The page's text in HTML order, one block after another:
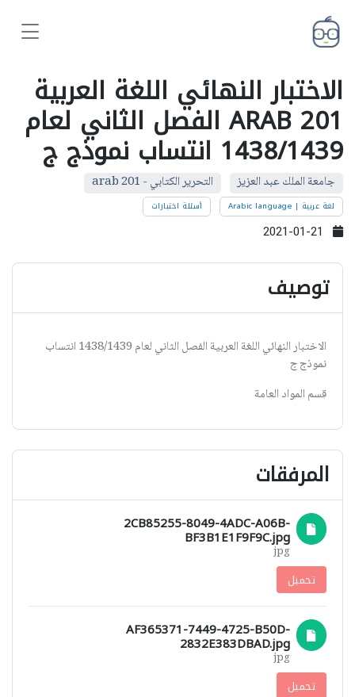
الاختبار النهائي اللغة العربية
ARAB 201 الفصل الثاني لعام
1438/1439 انتساب نموذج ج
جامعة الملك عبد العزيز التحرير الكتابي - arab 201
لغة عربية | Arabic language أسئلة اختبارات
توصيف
الاختبار النهائي اللغة العربية الفصل الثاني لعام 1438/1439 انتساب
نموذج ج
قسم المواد العامة
المرفقات
2CB85255-8049-4ADC-A06B-
BF3B1E1F9F9C.jpg
jpg
تحميل
AF365371-7449-4725-B50D-
2832E383DBAD.jpg
jpg
تحميل